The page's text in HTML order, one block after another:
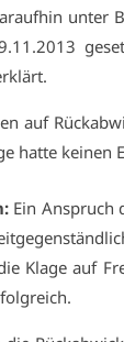
un­ter
auf
hat­te kei­nen
Ein An­spruch
Kla­ge auf